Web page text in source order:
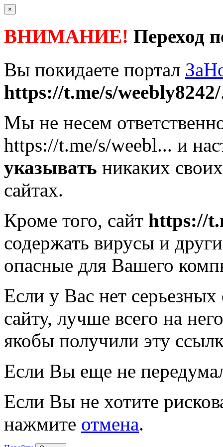
×
ВНИМАНИЕ! Переход
Вы покидаете портал
https://t.me/s/weebly8242/
Мы не несем
https://t.me/s/weebl... и
указывать никаких
сайтах.
Кроме того, сайт https://
содержать вирусы и
опасные для Вашего
Если у Вас нет
сайту, лучше всего на
якобы получили эту
Если Вы еще не
Если Вы не хотите
нажмите отмена.